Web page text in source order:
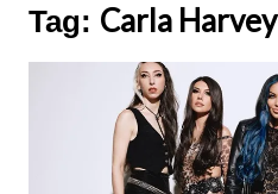
Tag: Carla Harvey